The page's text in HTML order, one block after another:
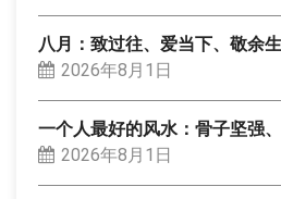
八月：致过往、爱当下、敬余生
2026年8月1日
一个人最好的风水：骨子坚强
2026年8月1日